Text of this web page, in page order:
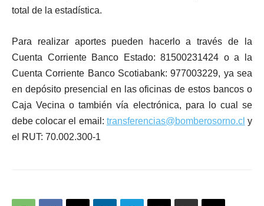
total de la estadística.
Para realizar aportes
pueden hacerlo a través de la
Cuenta Corriente Banco Estado: 81500231424 o a la
Cuenta Corriente Banco Scotiabank: 977003229, ya sea
en depósito presencial en las oficinas de estos bancos o
Caja Vecina o también vía electrónica, para lo cual se
debe colocar el email: transferencias@bomberosorno.cl y
el RUT: 70.002.300-1